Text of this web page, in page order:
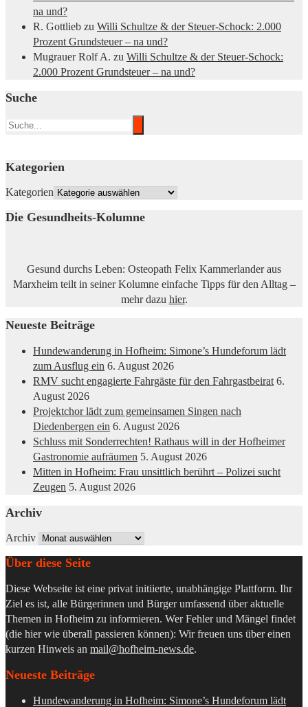
na und?
R. Gottlieb zu Willi Schultze & der Steuer-Schock: 2.000
Prozent Grundsteuer – na und?
Mugrauer Rolf A. zu Willi Schultze & der Steuer-Schock:
2.000 Prozent Grundsteuer – na und?
Suche
Kategorien
Kategorien
Die Gesundheits-Kolumne
Gesund durchs Leben: Osteopath Felix Kammerlander aus
Marxheim teilt in seiner Kolumne einfache Tipps für den Alltag –
mehr dazu hier.
Neueste Beiträge
Hundewanderung in Hofheim: Simone’s Hundeforum lädt
zum Ausflug ein 6. August 2026
RMV sucht engagierte Fahrgäste für den Fahrgastbeirat 6.
August 2026
Projektchor lädt zum gemeinsamen Singen nach
Diedenbergen ein 6. August 2026
Schluss mit Sonderrechten! Rathaus will in der Hofheimer
Gastronomie aufräumen 5. August 2026
Mitten in Hofheim: Frau unsittlich berührt – Polizei sucht
Zeugen 5. August 2026
Archiv
Archiv
Über diese Seite
Diese Webseite ist eine privat initiierte, unabhängige Plattform. Ihr
Ziel es ist, alle Bürgerinnen und Bürger umfassend über aktuelle
Themen in Hofheim zu informieren. Wer Fehler und Mängel findet
(die hier wie überall passieren können): Wir freuen uns über einen
kurzen Hinweis an mail@hofheim-news.de.
Neueste Beiträge
Hundewanderung in Hofheim: Simone’s Hundeforum lädt